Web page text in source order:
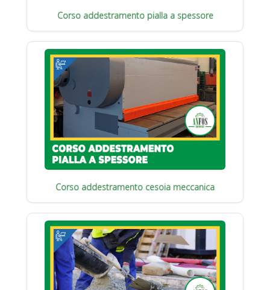
Corso addestramento pialla a spessore
Corso addestramento cesoia meccanica